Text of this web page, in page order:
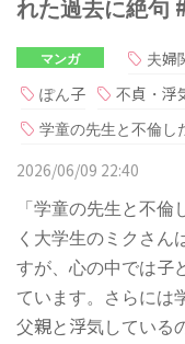
れた過去に絶句
マンガ 夫婦
ぽん子
不貞・浮
学童の先生と不倫し
2026/06/09 22:40
「学童の先生と不
く大学生のミクさん
すが、心の中では子
ています。さらには
父親と浮気している